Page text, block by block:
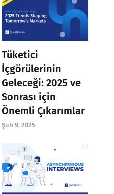
Tüketici
İçgörülerinin
Geleceği: 2025 ve
Sonrası için
Önemli Çıkarımlar
Şub 9, 2025